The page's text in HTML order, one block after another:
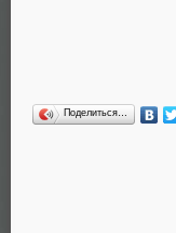
Поделиться…